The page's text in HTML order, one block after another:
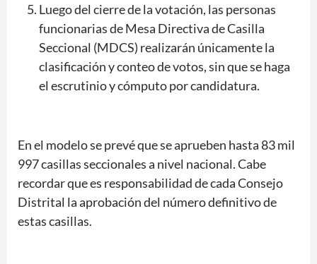
Luego del cierre de la votación, las personas
funcionarias de Mesa Directiva de Casilla
Seccional (MDCS) realizarán únicamente la
clasificación y conteo de votos, sin que se haga
el escrutinio y cómputo por candidatura.
En el modelo se prevé que se aprueben hasta 83 mil
997 casillas seccionales a nivel nacional. Cabe
recordar que es responsabilidad de cada Consejo
Distrital la aprobación del número definitivo de
estas casillas.